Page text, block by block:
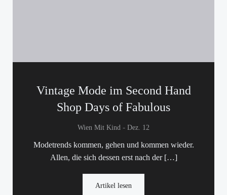
Vintage Mode im Second Hand
Shop Days of Fabulous
Wien Mit Kind - Dez. 12
Modetrends kommen, gehen und kommen wieder.
Allen, die sich dessen erst nach der […]
Artikel lesen